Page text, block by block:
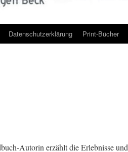
Datenschutzerklärung Print-Bücher
Autorin erzählt die Erlebnisse und